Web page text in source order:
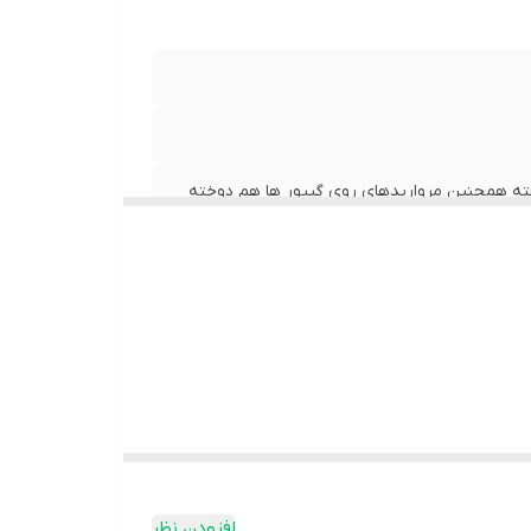
همچنین مرواریدهای روی گیپور ها هم دوخته